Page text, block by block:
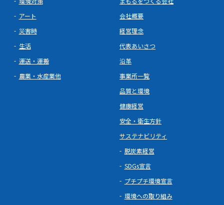
アート
災害時
生活
運送・運搬
農業・水産業他
会社概要
経営理念
代表あいさつ
沿革
事業所一覧
品質と環境
健康経営
安全・衛生方針
サステナビリティ
脱炭素経営
SDGs宣言
プチプチ環境宣言
環境への取り組み